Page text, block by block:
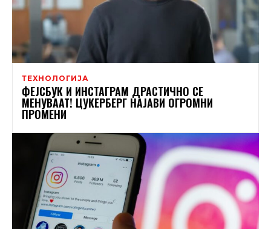
ТЕХНОЛОГИЈА
ФЕЈСБУК И ИНСТАГРАМ ДРАСТИЧНО СЕ
МЕНУВААТ! ЦУКЕРБЕРГ НАЈАВИ ОГРОМНИ
ПРОМЕНИ